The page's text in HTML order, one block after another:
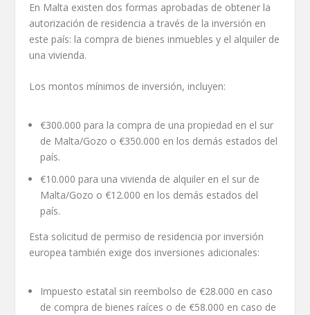
En Malta existen dos formas aprobadas de obtener la
autorización de residencia a través de la inversión en
este país: la compra de bienes inmuebles y el alquiler de
una vivienda.
Los montos mínimos de inversión, incluyen:
€300.000 para la compra de una propiedad en el sur
de Malta/Gozo o €350.000 en los demás estados del
país.
€10.000 para una vivienda de alquiler en el sur de
Malta/Gozo o €12.000 en los demás estados del
país.
Esta solicitud de permiso de residencia por inversión
europea también exige dos inversiones adicionales:
Impuesto estatal sin reembolso de €28.000 en caso
de compra de bienes raíces o de €58.000 en caso de